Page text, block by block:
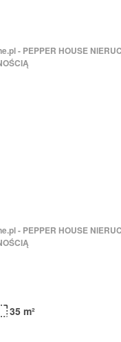
- PEPPER HOUSE
- PEPPER HOUSE
35 m²